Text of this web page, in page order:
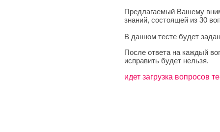
Предлагаемый Вашему
знаний, состоящей из 30
В данном тесте будет
После ответа на каждый
исправить будет нельзя.
идет загрузка вопросов